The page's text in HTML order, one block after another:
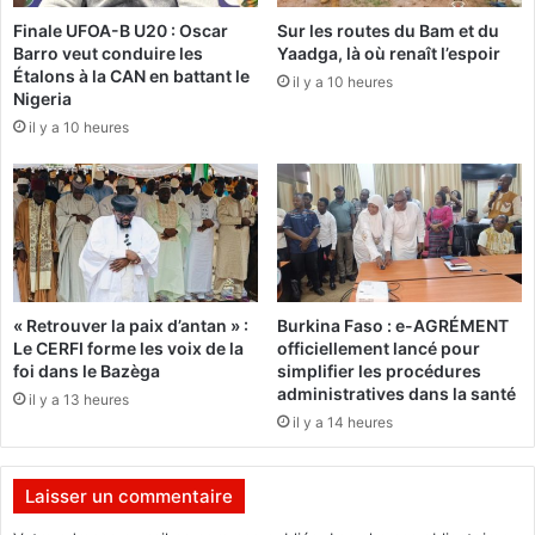
i
e
r
e
j
e
é
r
o
i
p
a
«
O
n
v
a
f
a
r
e
a
Finale UFOA-B U20 : Oscar
Barro veut conduire les
Étalons à la CAN en battant le
Nigeria
il y a 10 heures
Sur les routes du Bam et du
Yaadga, là où renaît l’espoir
il y a 10 heures
« Retrouver la paix d’antan » :
Le CERFI forme les voix de la
foi dans le Bazèga
il y a 13 heures
Burkina Faso : e-AGRÉMENT
officiellement lancé pour
simplifier les procédures
administratives dans la santé
il y a 14 heures
Laisser un commentaire